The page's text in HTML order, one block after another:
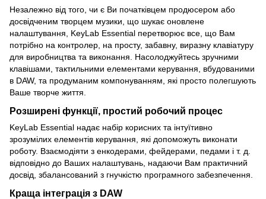
Незалежно від того, чи є Ви початківцем продюсером або
досвідченим творцем музики, що шукає оновлене
налаштування, KeyLab Essential перетворює все, що Вам
потрібно на контролер, на просту, забавну, виразну клавіатуру
для виробництва та виконання. Насолоджуйтесь зручними
клавішами, тактильними елементами керування, вбудованими
в DAW, та продуманим компонуванням, які просто полегшують
Ваше творче життя.
Розширені функції, простий робочий процес
KeyLab Essential надає набір корисних та інтуїтивно
зрозумілих елементів керування, які допоможуть виконати
роботу. Взаємодіяти з енкодерами, фейдерами, педами і т. д.
відповідно до Ваших налаштувань, надаючи Вам практичний
досвід, збалансований з гнучкістю програмного забезпечення.
Краща інтеграція з DAW